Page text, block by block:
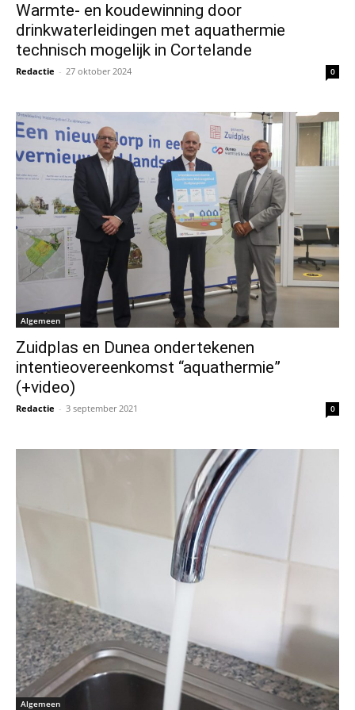
Warmte- en koudewinning door
drinkwaterleidingen met aquathermie
technisch mogelijk in Cortelande
Redactie - 27 oktober 2024 0
Algemeen
Zuidplas en Dunea ondertekenen
intentieovereenkomst “aquathermie”
(+video)
Redactie - 3 september 2021 0
Algemeen